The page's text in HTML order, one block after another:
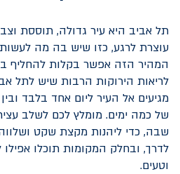
תל אביב היא עיר גדולה, תוססת
עוצרת לרגע, כזו שיש בה מה
המהיר הזה אפשר בקלות להחליף
לריאות הירוקות הרבות שיש לתל
מגיעים אל העיר ליום אחד בלבד
של כמה ימים. מומלץ לכם לשלב
שבה, כדי ליהנות מקצת שקט
לדרך, ובחלק המקומות תוכלו אפילו
וטעים.